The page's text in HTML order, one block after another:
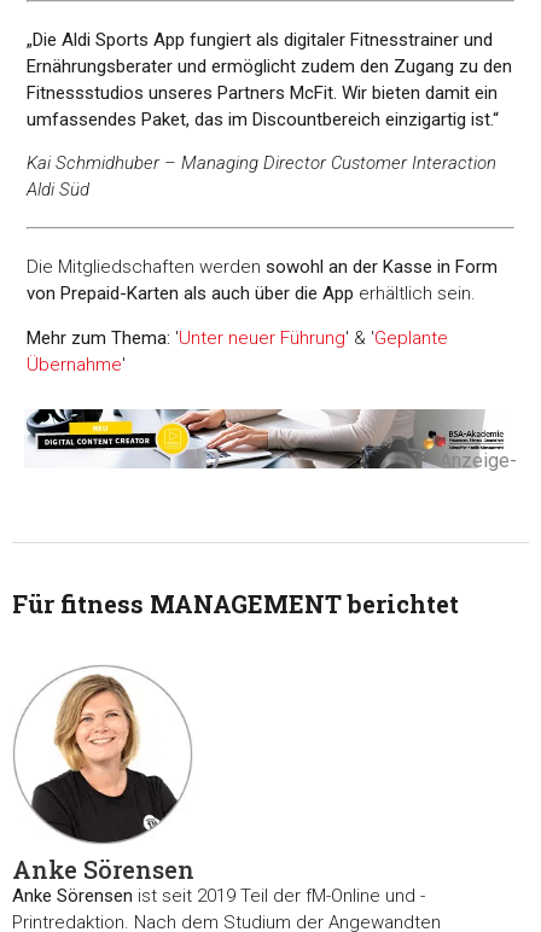
„Die Aldi Sports App fungiert als digitaler Fitnesstrainer und
Ernährungsberater und ermöglicht zudem den Zugang zu den
Fitnessstudios unseres Partners McFit. Wir bieten damit ein
umfassendes Paket, das im Discountbereich einzigartig ist.“
Kai Schmidhuber – Managing Director Customer Interaction
Aldi Süd
Die Mitgliedschaften werdensowohl an der Kasse in Form
von Prepaid-Karten als auch über die App erhältlich sein.
Mehr zum Thema: 'Unter neuer Führung' & 'Geplante
Übernahme'
-Anzeige-
Für fitness MANAGEMENT berichtet
Anke Sörensen
Anke Sörensen ist seit 2019 Teil der fM-Online und -
Printredaktion. Nach dem Studium der Angewandten